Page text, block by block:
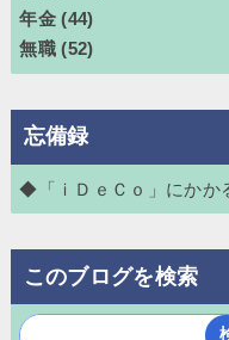
年金 (44)
無職 (52)
忘備録
◆「ｉＤｅＣｏ」にかか
このブログを検索